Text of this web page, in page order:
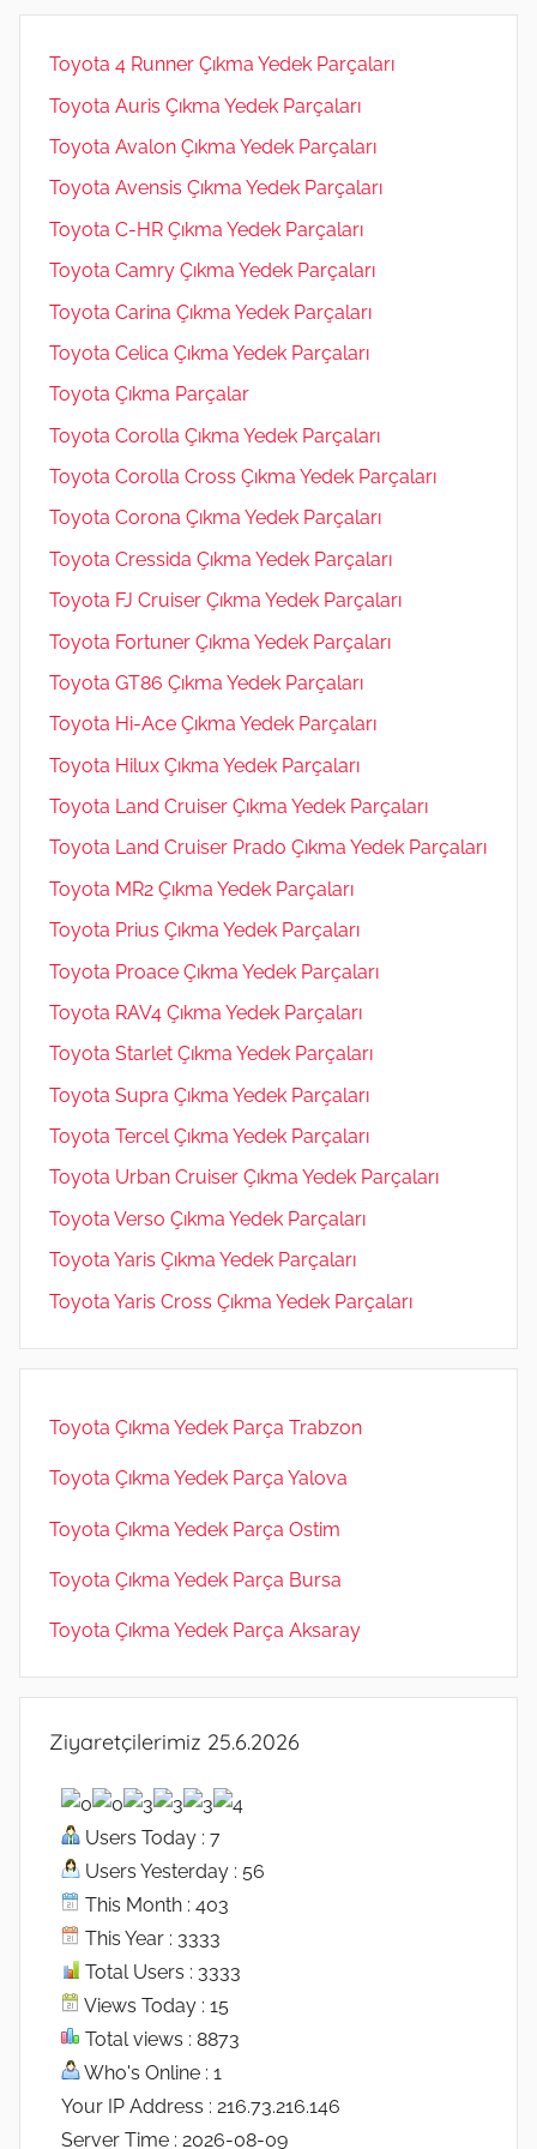
Toyota 4 Runner Çıkma Yedek Parçaları
Toyota Auris Çıkma Yedek Parçaları
Toyota Avalon Çıkma Yedek Parçaları
Toyota Avensis Çıkma Yedek Parçaları
Toyota C-HR Çıkma Yedek Parçaları
Toyota Camry Çıkma Yedek Parçaları
Toyota Carina Çıkma Yedek Parçaları
Toyota Celica Çıkma Yedek Parçaları
Toyota Çıkma Parçalar
Toyota Corolla Çıkma Yedek Parçaları
Toyota Corolla Cross Çıkma Yedek Parçaları
Toyota Corona Çıkma Yedek Parçaları
Toyota Cressida Çıkma Yedek Parçaları
Toyota FJ Cruiser Çıkma Yedek Parçaları
Toyota Fortuner Çıkma Yedek Parçaları
Toyota GT86 Çıkma Yedek Parçaları
Toyota Hi-Ace Çıkma Yedek Parçaları
Toyota Hilux Çıkma Yedek Parçaları
Toyota Land Cruiser Çıkma Yedek Parçaları
Toyota Land Cruiser Prado Çıkma Yedek Parçaları
Toyota MR2 Çıkma Yedek Parçaları
Toyota Prius Çıkma Yedek Parçaları
Toyota Proace Çıkma Yedek Parçaları
Toyota RAV4 Çıkma Yedek Parçaları
Toyota Starlet Çıkma Yedek Parçaları
Toyota Supra Çıkma Yedek Parçaları
Toyota Tercel Çıkma Yedek Parçaları
Toyota Urban Cruiser Çıkma Yedek Parçaları
Toyota Verso Çıkma Yedek Parçaları
Toyota Yaris Çıkma Yedek Parçaları
Toyota Yaris Cross Çıkma Yedek Parçaları
Toyota Çıkma Yedek Parça Trabzon
Toyota Çıkma Yedek Parça Yalova
Toyota Çıkma Yedek Parça Ostim
Toyota Çıkma Yedek Parça Bursa
Toyota Çıkma Yedek Parça Aksaray
Ziyaretçilerimiz 25.6.2026
Users Today : 7
Users Yesterday : 56
This Month : 403
This Year : 3333
Total Users : 3333
Views Today : 15
Total views : 8873
Who's Online : 1
Your IP Address : 216.73.216.146
Server Time : 2026-08-09